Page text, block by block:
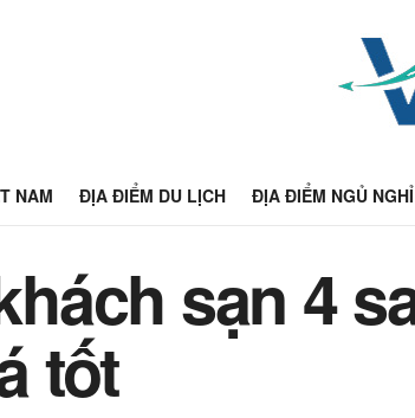
NAM ĐỊA ĐIỂM DU LỊCH ĐỊA ĐIỂM NGỦ NGHỈ
sạn 4
tốt